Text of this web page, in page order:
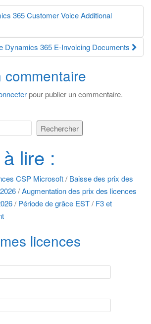
365 Customer Voice Additional
Dynamics 365 E-Invoicing Documents
commentaire
pour publier un commentaire.
Rechercher
lire :
CSP Microsoft/ Baisse des prix des
/Augmentation des prix des licences
/ Période de grâce EST/ F3 et
licences